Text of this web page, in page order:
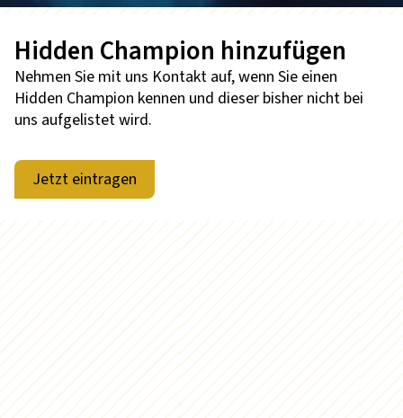
Hidden Champion hinzufügen
Nehmen Sie mit uns Kontakt auf, wenn Sie einen
Hidden Champion kennen und dieser bisher nicht bei
uns aufgelistet wird.
Jetzt eintragen